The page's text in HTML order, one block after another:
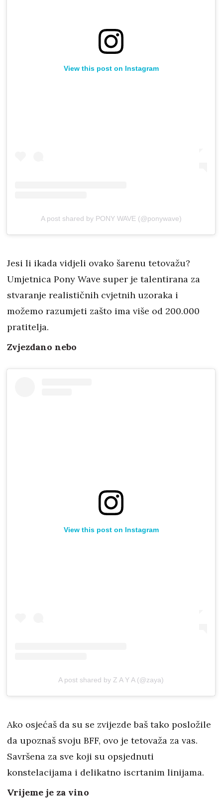
View this post on Instagram
A post shared by PONY WAVE (@ponywave)
Jesi li ikada vidjeli ovako šarenu tetovažu?
Umjetnica Pony Wave super je talentirana za
stvaranje realističnih cvjetnih uzoraka i
možemo razumjeti zašto ima više od 200.000
pratitelja.
Zvjezdano nebo
View this post on Instagram
A post shared by Z A Y A (@zaya)
Ako osjećaš da su se zvijezde baš tako posložile
da upoznaš svoju BFF, ovo je tetovaža za vas.
Savršena za sve koji su opsjednuti
konstelacijama i delikatno iscrtanim linijama.
Vrijeme je za vino